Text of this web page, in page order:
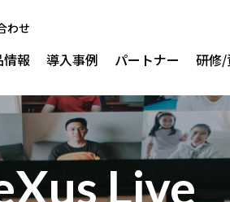
情報 導入事例 パートナー 研修/
わせ
Live